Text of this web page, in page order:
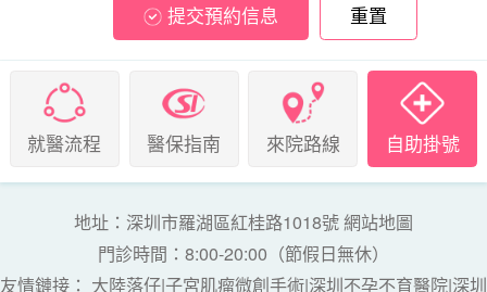
提交預約信息 重置
就醫流程 醫保指南 來院路線 自助掛號
地址：深圳市羅湖區紅桂路1018號網站地圖
門診時間：8:00-20:00（節假日無休）
友情鏈接： 大陸落仔|子宮肌瘤微創手術|深圳不孕不育醫院|深圳